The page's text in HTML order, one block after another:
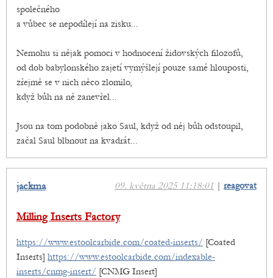
společného
a vůbec se nepodílejí na zisku...
Nemohu si nějak pomoci v hodnocení židovských filozofů,
od dob babylonského zajetí vymýšlejí pouze samé hlouposti,
zřejmě se v nich něco zlomilo,
když bůh na ně zanevřel...
Jsou na tom podobně jako Saul, když od něj bůh odstoupil,
začal Saul blbnout na kvadrát...
09. května 2025 11:18:01 | reagovat
jackma
Milling Inserts Factory
https://www.estoolcarbide.com/coated-inserts/ [Coated
Inserts] https://www.estoolcarbide.com/indexable-
inserts/cnmg-insert/ [CNMG Insert]